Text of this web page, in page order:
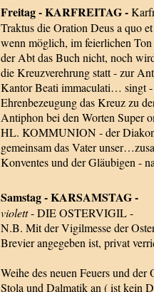
Freitag - KARFREITAG -
Traktus die Oration Deus a quo
wenn möglich, im feierlichen
der Abt das Buch nicht, noch
die Kreuzverehrung statt - zur
Kantor Beati immaculati… singt -
Ehrenbezeugung das Kreuz zu
Antiphon bei den Worten Super
HL. KOMMUNION - der Diakon
gemeinsam das Vater
Konventes und der Gläubigen -
Samstag - KARSAMSTAG -
violett- DIE OSTERVIGIL -
N.B. Mit der Vigilmesse der
Brevier angegeben ist, privat
Weihe des neuen Feuers und
Stola und Dalmatik an ( ist kein